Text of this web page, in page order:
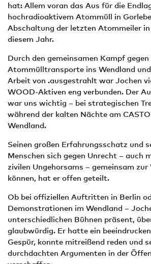
hat: Allem voran das Aus für die
hochradioaktivem Atommüll in
Abschaltung der letzten Atommeiler
diesem Jahr.
Durch den gemeinsamen Kampf gegen
Atommülltransporte ins Wendland
Arbeit von .ausgestrahlt war Jochen
WOOD-Aktiven eng verbunden. Der
war uns wichtig – bei strategischen
während der kalten Nächte am
Wendland.
Seinen großen Erfahrungsschatz und
Menschen sich gegen Unrecht – auch
zivilen Ungehorsams – gemeinsam zur
können, hat er offen geteilt.
Ob bei offiziellen Auftritten in Berlin
Demonstrationen im Wendland –
unterschiedlichen Bühnen präsent,
glaubwürdig. Er hatte ein
Gespür, konnte mitreißend reden und
durchdachten Argumenten in der